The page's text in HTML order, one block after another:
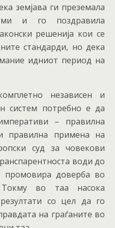
земјава ги преземала
и го поздравила
решенија кои се
стандарди, но дека
идниот период на
независен и
систем потребно е да
– правилна
правилна примена на
суд за човекови
води до
промовира доверба во
Токму во таа насока
со цел да го
на граѓаните во